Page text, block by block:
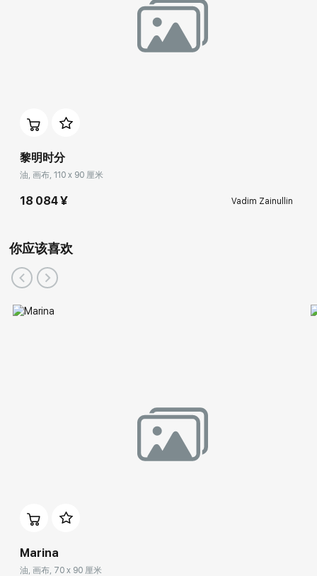
黎明时分
油, 画布, 110 x 90 厘米
18 084 ¥ Vadim Zainullin
你应该喜欢
Marina
油, 画布, 70 x 90 厘米